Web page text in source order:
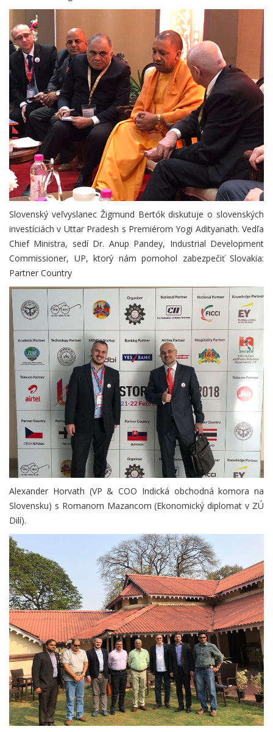
Slovenský veľvyslanec Žigmund Bertók diskutuje o slovenských
investíciách v Uttar Pradesh s Premiérom Yogi Adityanath. Vedľa
Chief Ministra, sedí Dr. Anup Pandey, Industrial Development
Commissioner, UP, ktorý nám pomohol zabezpečiť Slovakia:
Partner Country
Alexander Horvath (VP & COO Indická obchodná komora na
Slovensku) s Romanom Mazancom (Ekonomický diplomat v ZÚ
Dilí).